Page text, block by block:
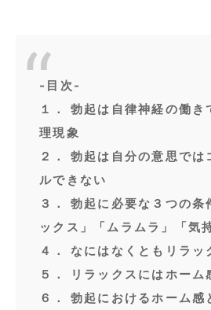
‐目次‐
１． 勃起は自律神経の働き
理現象
２． 勃起は自分の意思では
ルできない
３． 勃起に必要な３つの条
ックス」「ムラムラ」「気
４． なにはなくともリラッ
５． リラックスにはホーム
６． 勃起におけるホーム感